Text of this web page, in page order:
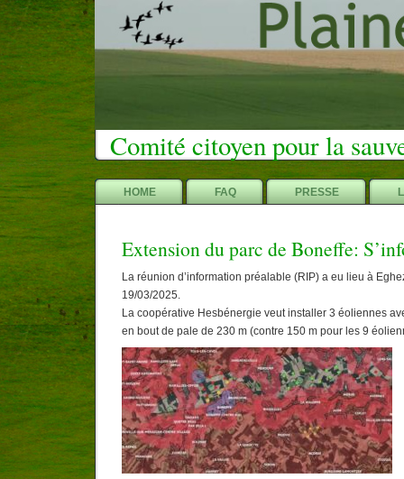
Comité citoyen pour la
HOME FAQ PRESSE
Extension du parc de Boneffe:
La réunion d’information préalable (RIP) a eu lieu à
19/03/2025.
La coopérative Hesbénergie veut installer 3 éoliennes
en bout de pale de 230 m (contre 150 m pour les 9